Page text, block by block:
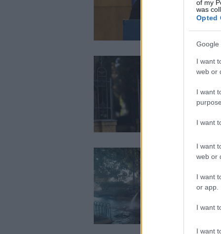
of my
was
Opted
Google
I want
web or
I want
I want
I want
web or
I want
or app.
I want
I want